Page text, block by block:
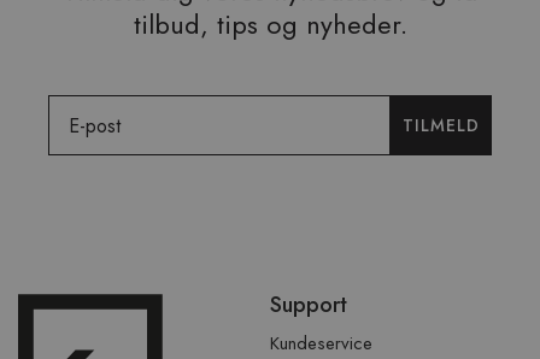
tilbud, tips og nyheder.
TILMELD
over
Support
Kundeservice